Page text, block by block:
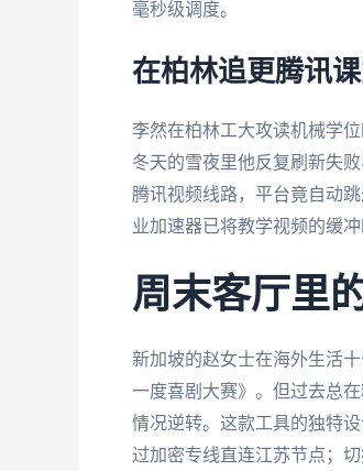
毫秒级调度。
在柏林追更腾讯
李然在柏林工大攻读机械学
冬天的雪夜里他反复刷新失
腾讯视频线路，平台竟自动
业加速器已将教学视频的缓
周末客厅里
新加坡的赵女士在海外生活
一度喜剧大赛》。但过去总
情况逆转。这款工具的独特
过加密专线直连江苏节点；